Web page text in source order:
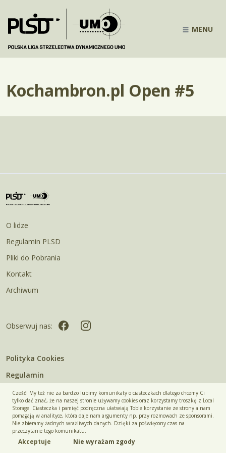
MENU
Kochambron.pl Open #5
O lidze
Regulamin PLSD
Pliki do Pobrania
Kontakt
Archiwum
Obserwuj nas:
© 2026 Polska Liga Strzelectwa Dynamicznego
Regulamin
Polityka Cookies
Cześć! My też nie za bardzo lubimy komunikaty o ciasteczkach dlatego chcemy Ci
tylko dać znać, że na naszej stronie używamy cookies oraz korzystamy troszkę z Local
Storage. Ciasteczka i pamięć podręczna ułatwiają Tobie korzystanie ze strony a nam
pomagają w analityce, która daje nam argumenty np. przy rozmowach ze sponsorami.
Nie zbieramy żadnych wrażliwych danych. Dzięki za poświęcony czas na
przeczytanie tego komunikatu.
Akceptuje Nie wyrażam zgody